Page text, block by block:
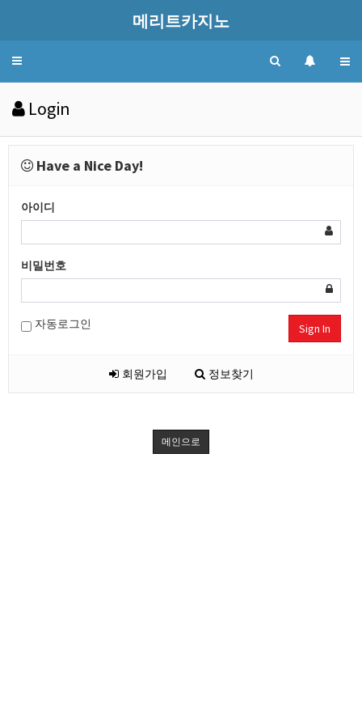
메리트카지노
Toggle
Login
Have a Nice Day!
아이디
비밀번호
자동로그인 Sign In
회원가입 정보찾기
메인으로